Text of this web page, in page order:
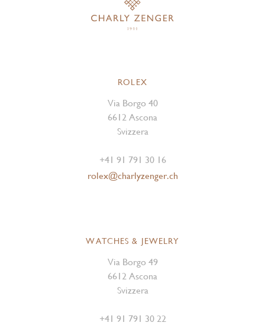
ROLEX
Via Borgo 40
6612 Ascona
Svizzera
+41 91 791 30 16
rolex@charlyzenger.ch
WATCHES & JEWELRY
Via Borgo 49
6612 Ascona
Svizzera
+41 91 791 30 22